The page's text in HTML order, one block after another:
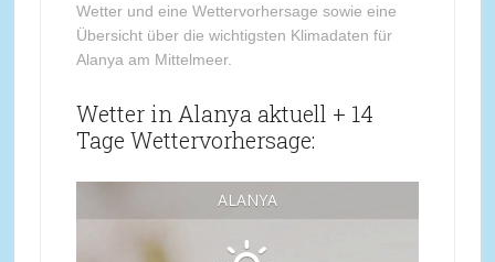
Wetter und eine Wettervorhersage sowie eine
Übersicht über die wichtigsten Klimadaten für
Alanya am Mittelmeer.
Wetter in Alanya aktuell + 14
Tage Wettervorhersage:
ALANYA